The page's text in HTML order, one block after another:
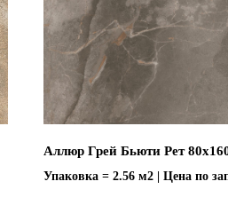
Аллюр Грей Бьюти Рет
Упаковка = 2.56 м2 | Цена по